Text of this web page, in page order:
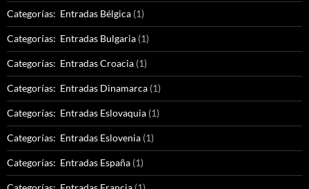
Categorías: Entradas Bélgica (1)
Categorías: Entradas Bulgaria (1)
Categorías: Entradas Croacia (1)
Categorías: Entradas Dinamarca (1)
Categorías: Entradas Eslovaquia (1)
Categorías: Entradas Eslovenia (1)
Categorías: Entradas España (1)